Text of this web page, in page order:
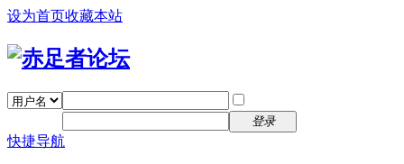
设为首页收藏本站
登录
快捷导航